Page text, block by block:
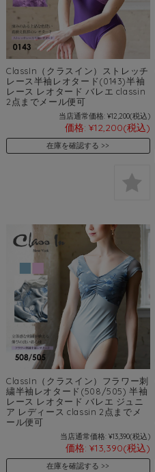
ClassIn（クラスイン）ストレッチ
レース半袖レオタード(0143)半袖
レース レオタード バレエ classin
2点までメール便可
当店通常価格: ¥12,200(税込)
価格: ¥12,200(税込)
在庫を確認する
ClassIn（クラスイン）フラワー刺
繍半袖レオタード(508/505) 半袖
レース レオタード バレエ ジュニ
ア レディース classin 2点までメ
ール便可
当店通常価格: ¥13,390(税込)
価格: ¥13,390(税込)
在庫を確認する